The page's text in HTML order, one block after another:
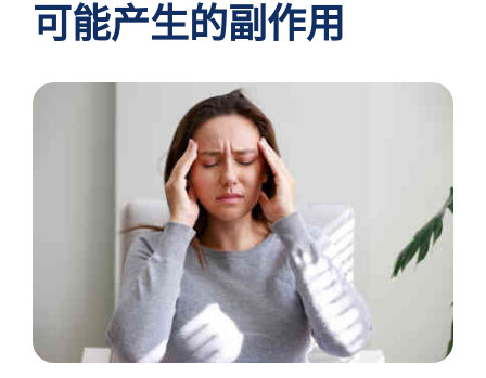
可能产生的副作用